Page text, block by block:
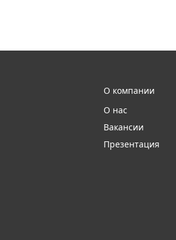
О компании
О нас
Вакансии
Презентация